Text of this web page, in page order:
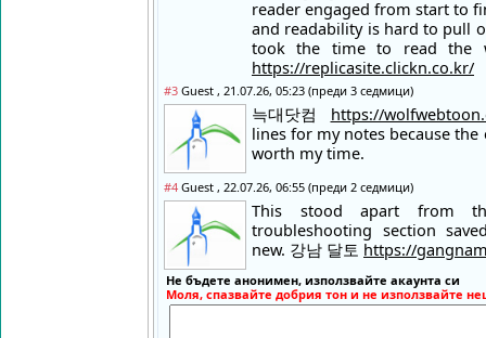
reader engaged from start to
and readability is hard to pull
took the time to read the
https://replicasite.clickn.co.kr/
#3 Guest , 21.07.26, 05:23 (преди 3 седмици)
늑대닷컴 https://
lines for my notes because
worth my time.
#4 Guest , 22.07.26, 06:55 (преди 2 седмици)
This stood apart from
troubleshooting section
new. 강남 달토 https://
Не бъдете анонимен, използвайте акаунта си
Моля, спазвайте добрия тон и не използвайте